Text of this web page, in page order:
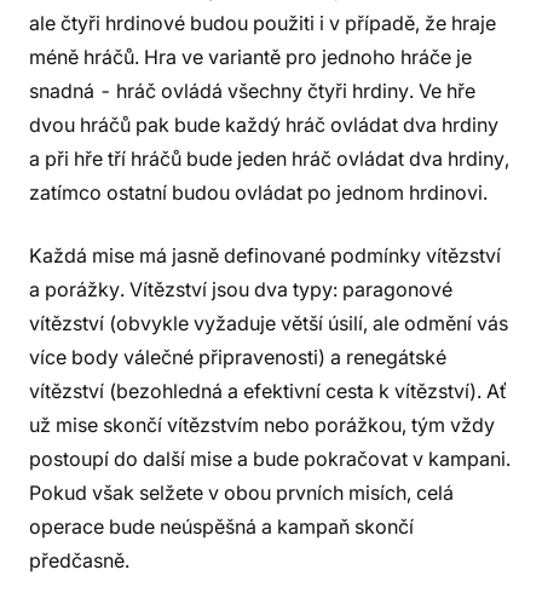
ale čtyři hrdinové budou použiti i v případě, že hraje
méně hráčů. Hra ve variantě pro jednoho hráče je
snadná - hráč ovládá všechny čtyři hrdiny. Ve hře
dvou hráčů pak bude každý hráč ovládat dva hrdiny
a při hře tří hráčů bude jeden hráč ovládat dva hrdiny,
zatímco ostatní budou ovládat po jednom hrdinovi.
Každá mise má jasně definované podmínky vítězství
a porážky. Vítězství jsou dva typy: paragonové
vítězství (obvykle vyžaduje větší úsilí, ale odmění vás
více body válečné připravenosti) a renegátské
vítězství (bezohledná a efektivní cesta k vítězství). Ať
už mise skončí vítězstvím nebo porážkou, tým vždy
postoupí do další mise a bude pokračovat v kampani.
Pokud však selžete v obou prvních misích, celá
operace bude neúspěšná a kampaň skončí
předčasně.